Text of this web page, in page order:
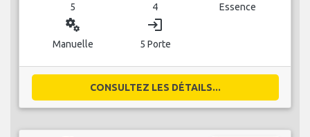
5 4 Essence
miscellaneous_services
Manuelle
login
5 Porte
CONSULTEZ LES DÉTAILS...